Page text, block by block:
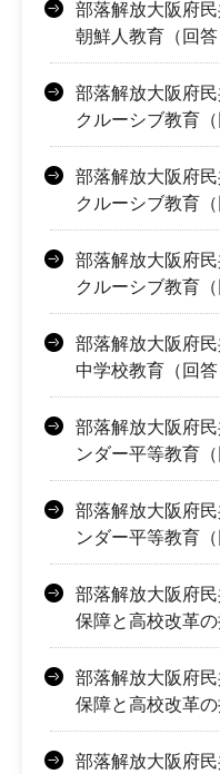
部落解放大阪府
朝鮮人教育（回答
部落解放大阪府
クルーシブ教育（
部落解放大阪府
クルーシブ教育（
部落解放大阪府
クルーシブ教育（
部落解放大阪府
中学校教育（回答
部落解放大阪府
ンダー平等教育（
部落解放大阪府
ンダー平等教育（
部落解放大阪府
保障と高校改革の
部落解放大阪府
保障と高校改革の
部落解放大阪府